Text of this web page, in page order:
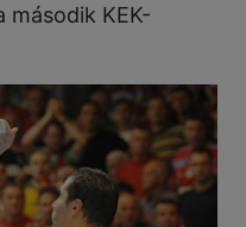
második KEK-